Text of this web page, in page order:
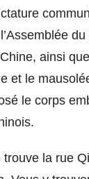
ainsi
et le
le corps
la rue